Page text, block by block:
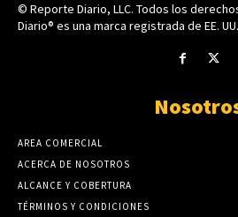
© Reporte Diario, LLC. Todos los
Diario® es una marca registrada de EE. UU.
AREA COMERCIAL
ACERCA DE NOSOTROS
ALCANCE Y COBERTURA
TÉRMINOS Y CONDICIONES